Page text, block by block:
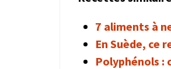
7 aliments à
En Suède, ce
Polyphénols :